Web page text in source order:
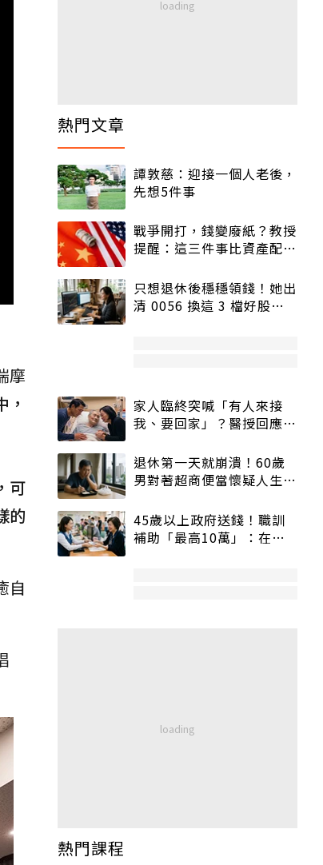
摩
可
的
自
熱門文章
譚敦慈：迎接一個人老後，
先想5件事
戰爭開打，錢變廢紙？教授
提醒：這三件事比資產配置
只想退休後穩穩領錢！她出
清 0056 換這 3 檔好股：
家人臨終突喊「有人來接
我、要回家」？醫授回應方
退休第一天就崩潰！60歲
男對著超商便當懷疑人生
45歲以上政府送錢！職訓
補助「最高10萬」：在
熱門課程